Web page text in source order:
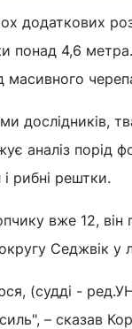
додаткових
понад 4,6
масивного
дослідників,
аналіз порід
рибні рештки.
вже 12, він
Седжвік у
(судді -
– сказав